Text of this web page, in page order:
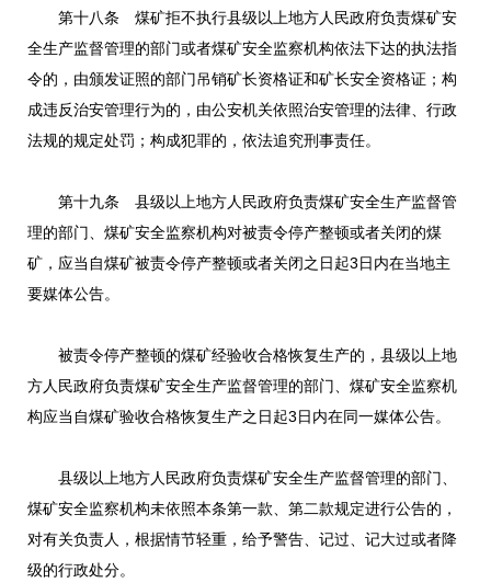
第十八条 煤矿拒不执行县级以上地方人民政府负责煤矿安
全生产监督管理的部门或者煤矿安全监察机构依法下达的执法指
令的，由颁发证照的部门吊销矿长资格证和矿长安全资格证；构
成违反治安管理行为的，由公安机关依照治安管理的法律、行政
法规的规定处罚；构成犯罪的，依法追究刑事责任。
第十九条 县级以上地方人民政府负责煤矿安全生产监督管
理的部门、煤矿安全监察机构对被责令停产整顿或者关闭的煤
矿，应当自煤矿被责令停产整顿或者关闭之日起3日内在当地主
要媒体公告。
被责令停产整顿的煤矿经验收合格恢复生产的，县级以上地
方人民政府负责煤矿安全生产监督管理的部门、煤矿安全监察机
构应当自煤矿验收合格恢复生产之日起3日内在同一媒体公告。
县级以上地方人民政府负责煤矿安全生产监督管理的部门、
煤矿安全监察机构未依照本条第一款、第二款规定进行公告的，
对有关负责人，根据情节轻重，给予警告、记过、记大过或者降
级的行政处分。